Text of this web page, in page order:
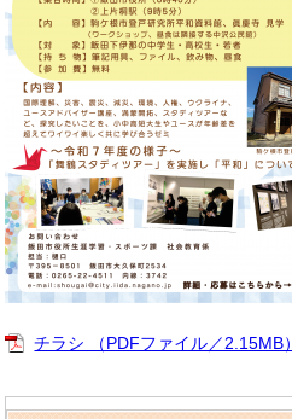
チラシ （PDFファイル／2.15MB）